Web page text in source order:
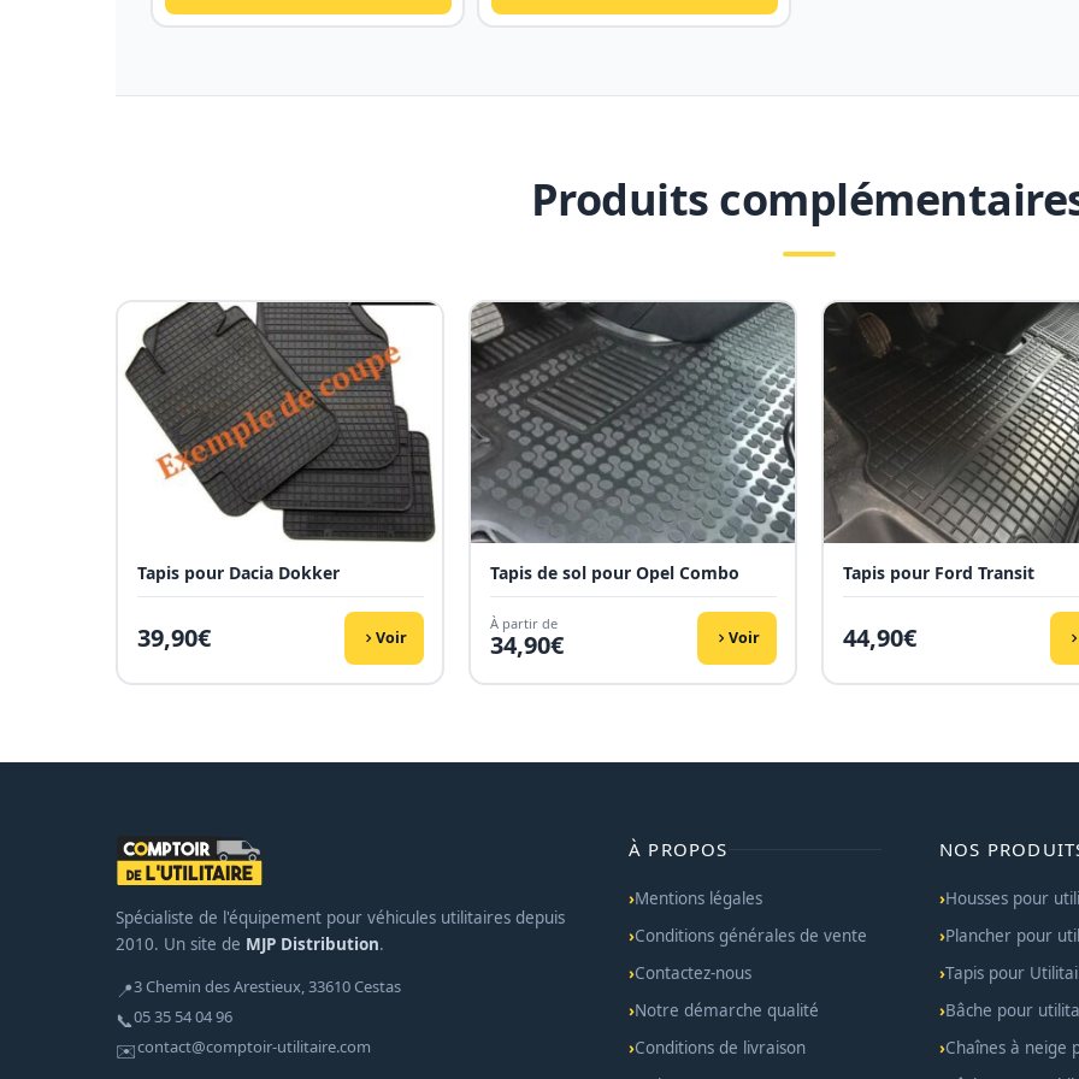
Produits
Tapis pour Dacia Dokker
39,90€ Voir
Tapis de sol pour Opel Combo
À partir de
34,90€ Voir
Tapis pour Ford Transit
44,90€
Spécialiste de l'équipement pour véhicules utilitaires depuis
2010. Un site de MJP Distribution.
📍3 Chemin des Arestieux, 33610 Cestas
📞05 35 54 04 96
✉️contact@comptoir-utilitaire.com
À PROPOS
Mentions légales
Conditions générales de vente
Contactez-nous
Notre démarche qualité
Conditions de livraison
NOS
Housses pour
Plancher pour
Tapis pour
Bâche pour
Chaînes à neige